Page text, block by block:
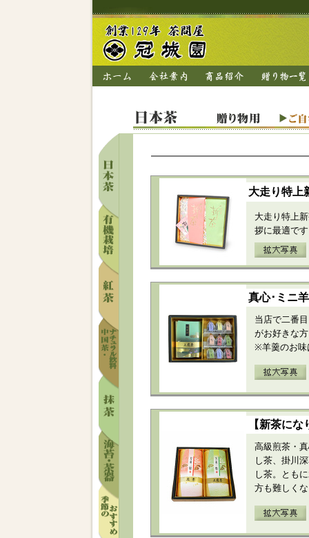
大走り特上
大走り特上
拶に最適です
真心･ミニ
当店で二番
がお好きな
※羊羹のお味
【新茶に
高級煎茶・
し茶、掛川
し茶。とも
方も難しく